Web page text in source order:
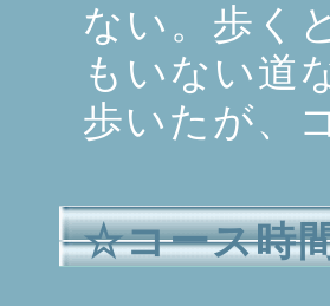
ない。歩く
もいない道
歩いたが、
☆コース時